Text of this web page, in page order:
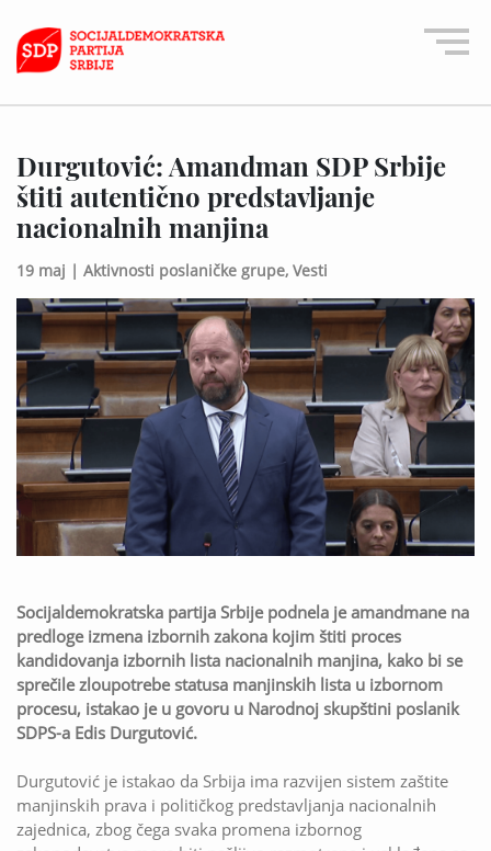
Durgutović: Amandman SDP Srbije
štiti autentično predstavljanje
nacionalnih manjina
19 maj | Aktivnosti poslaničke grupe, Vesti
Socijaldemokratska partija Srbije podnela je amandmane na
predloge izmena izbornih zakona kojim štiti proces
kandidovanja izbornih lista nacionalnih manjina, kako bi se
sprečile zloupotrebe statusa manjinskih lista u izbornom
procesu, istakao je u govoru u Narodnoj skupštini poslanik
SDPS-a Edis Durgutović.
Durgutović je istakao da Srbija ima razvijen sistem zaštite
manjinskih prava i političkog predstavljanja nacionalnih
zajednica, zbog čega svaka promena izbornog